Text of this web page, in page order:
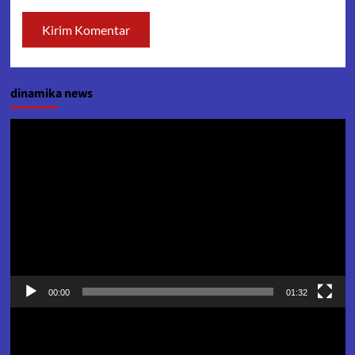
dinamika news
00:00 01:32